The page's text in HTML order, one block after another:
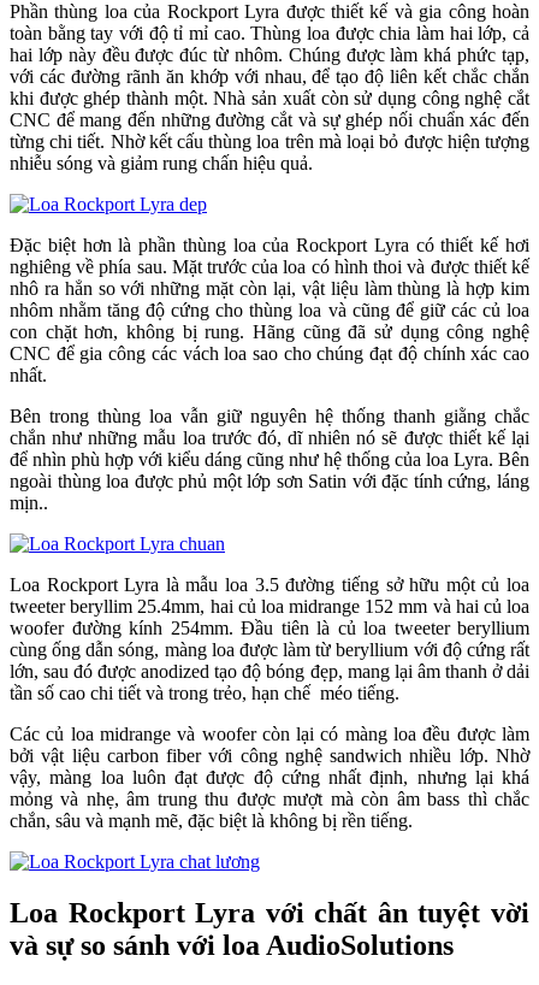
Phần thùng loa của Rockport Lyra được thiết kế và gia công hoàn
toàn bằng tay với độ tỉ mỉ cao. Thùng loa được chia làm hai lớp, cả
hai lớp này đều được đúc từ nhôm. Chúng được làm khá phức tạp,
với các đường rãnh ăn khớp với nhau, để tạo độ liên kết chắc chắn
khi được ghép thành một. Nhà sản xuất còn sử dụng công nghệ cắt
CNC để mang đến những đường cắt và sự ghép nối chuẩn xác đến
từng chi tiết. Nhờ kết cấu thùng loa trên mà loại bỏ được hiện tượng
nhiễu sóng và giảm rung chấn hiệu quả.
Đặc biệt hơn là phần thùng loa của Rockport Lyra có thiết kế hơi
nghiêng về phía sau. Mặt trước của loa có hình thoi và được thiết kế
nhô ra hẳn so với những mặt còn lại, vật liệu làm thùng là hợp kim
nhôm nhằm tăng độ cứng cho thùng loa và cũng để giữ các củ loa
con chặt hơn, không bị rung. Hãng cũng đã sử dụng công nghệ
CNC để gia công các vách loa sao cho chúng đạt độ chính xác cao
nhất.
Bên trong thùng loa vẫn giữ nguyên hệ thống thanh giằng chắc
chắn như những mẫu loa trước đó, dĩ nhiên nó sẽ được thiết kế lại
để nhìn phù hợp với kiểu dáng cũng như hệ thống của loa Lyra. Bên
ngoài thùng loa được phủ một lớp sơn Satin với đặc tính cứng, láng
mịn..
Loa Rockport Lyra là mẫu loa 3.5 đường tiếng sở hữu một củ loa
tweeter beryllim 25.4mm, hai củ loa midrange 152 mm và hai củ loa
woofer đường kính 254mm. Đầu tiên là củ loa tweeter beryllium
cùng ống dẫn sóng, màng loa được làm từ beryllium với độ cứng rất
lớn, sau đó được anodized tạo độ bóng đẹp, mang lại âm thanh ở dải
tần số cao chi tiết và trong trẻo, hạn chế méo tiếng.
Các củ loa midrange và woofer còn lại có màng loa đều được làm
bởi vật liệu carbon fiber với công nghệ sandwich nhiều lớp. Nhờ
vậy, màng loa luôn đạt được độ cứng nhất định, nhưng lại khá
mỏng và nhẹ, âm trung thu được mượt mà còn âm bass thì chắc
chắn, sâu và mạnh mẽ, đặc biệt là không bị rền tiếng.
Loa Rockport Lyra với chất ân tuyệt vời
và sự so sánh với loa AudioSolutions